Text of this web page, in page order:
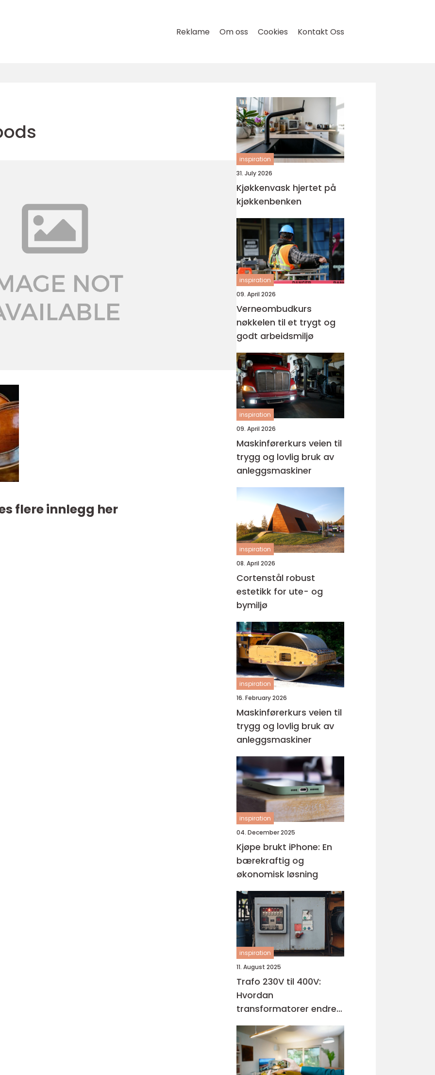
Reklame Om oss Cookies Kontakt Oss
flere innlegg her
inspiration
31. July 2026
Kjøkkenvask hjertet på
kjøkkenbenken
inspiration
09. April 2026
Verneombudkurs
nøkkelen til et trygt og
godt arbeidsmiljø
inspiration
09. April 2026
Maskinførerkurs veien til
trygg og lovlig bruk av
anleggsmaskiner
inspiration
08. April 2026
Cortenstål robust
estetikk for ute- og
bymiljø
inspiration
16. February 2026
Maskinførerkurs veien til
trygg og lovlig bruk av
anleggsmaskiner
inspiration
04. December 2025
Kjøpe brukt iPhone: En
bærekraftig og
økonomisk løsning
inspiration
11. August 2025
Trafo 230V til 400V:
Hvordan
transformatorer endrer
spenningen